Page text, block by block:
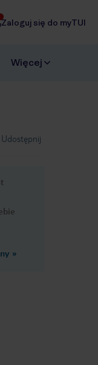
Zaloguj się do myTUI
Więcej
Udostępnij
»